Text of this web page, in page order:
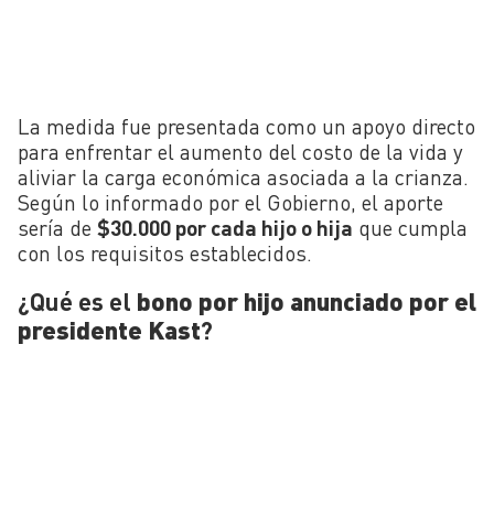
La medida fue presentada como un apoyo directo
para enfrentar el aumento del costo de la vida y
aliviar la carga económica asociada a la crianza.
Según lo informado por el Gobierno, el aporte
sería de $30.000 por cada hijo o hija que cumpla
con los requisitos establecidos.
¿Qué es el bono por hijo anunciado por el
presidente Kast?